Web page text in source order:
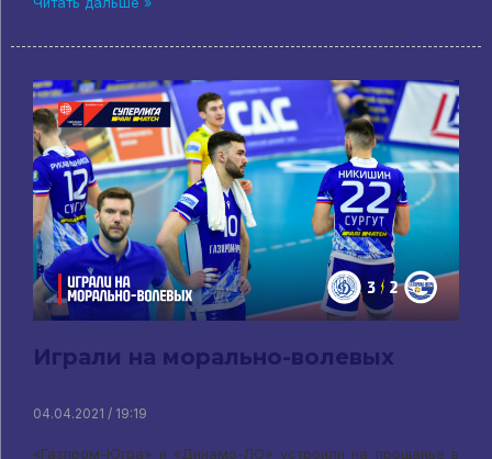
Играли на морально-волевых
04.04.2021 / 19:19
«Газпром-Югра» и «Динамо-ЛО» устроили на прощанье в